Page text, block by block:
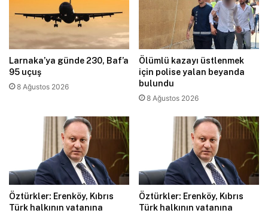
Larnaka’ya günde 230, Baf’a
95 uçuş
8 Ağustos 2026
Ölümlü kazayı üstlenmek
için polise yalan beyanda
bulundu
8 Ağustos 2026
Öztürkler: Erenköy, Kıbrıs
Türk halkının vatanına
Öztürkler: Erenköy, Kıbrıs
Türk halkının vatanına